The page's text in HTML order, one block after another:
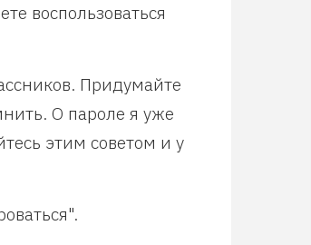
воспользоваться
Придумайте
О пароле я уже
этим советом и у